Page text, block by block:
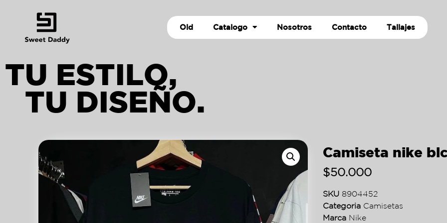
Old Catalogo Nosotros Contacto Tallajes
TU ESTILO,
TU DISEÑO.
Camiseta nike
$50.000
SKU 8904452
Categoria Camisetas
Marca Nike